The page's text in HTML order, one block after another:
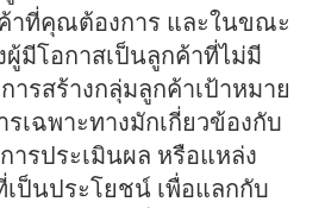
าที่คุณต้องการ และในขณะ
มีโอกาสเป็นลูกค้าที่ไม่มี
รสร้างกลุ่มลูกค้าเป้าหมาย
เฉพาะทางมักเกี่ยวข้องกับ
ารประเมินผล หรือแหล่ง
เป็นประโยชน์ เพื่อแลกกับ